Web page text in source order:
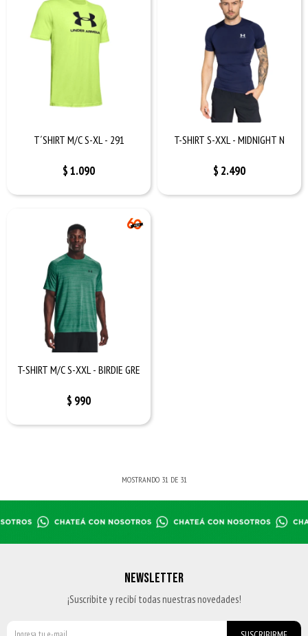
T´SHIRT M/C S-XL - 291
$1.090
T-SHIRT S-XXL - MIDNIGHT N
$ 2.490
T-SHIRT M/C S-XXL - BIRDIE GRE
$ 990
MOSTRANDO 31DE 31
NEWSLETTER
¡Suscribite y recibí todas nuestras novedades!